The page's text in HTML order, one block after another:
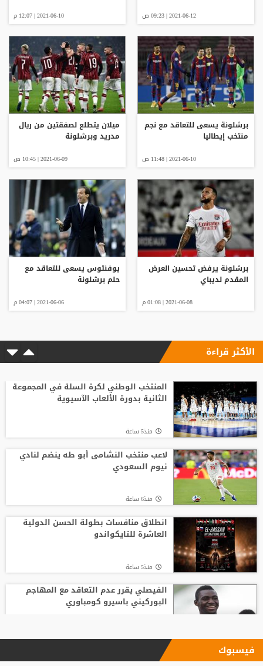
2021-06-12 | 09:23 ص 2021-06-10 | 12:07 م
برشلونة يسعى للتعاقد مع نجم
منتخب إيطاليا
2021-06-10 | 11:48 ص
ميلان يتطلع لصفقتين من ريال
مدريد وبرشلونة
2021-06-09 | 10:45 ص
برشلونة يرفض تحسين العرض
المقدم لديباي
2021-06-08 | 01:08 م
يوفنتوس يسعى للتعاقد مع
حلم برشلونة
2021-06-06 | 04:07 م
الأكثر قراءة
المنتخب الوطني لكرة السلة في المجموعة
الثانية بدورة الألعاب الآسيوية
منذ5 ساعة
لاعب منتخب النشامى أبو طه ينضم لنادي
نيوم السعودي
منذ6 ساعة
انطلاق منافسات بطولة الحسن الدولية
العاشرة للتايكواندو
منذ5 ساعة
الفيصلي يقرر عدم التعاقد مع المهاجم
البوركيني باسيرو كومباوري
"اليويفا" يؤكد دفع مستحقات نهاية الخدمة
فيسبوك